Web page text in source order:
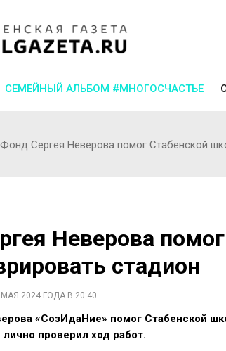
СЕМЕЙНЫЙ АЛЬБОМ #МНОГОСЧАСТЬЕ
Фонд Сергея Неверова помог Стабенской
Неверова
стадион
МАЯ 2024 ГОДА В 20:40
«СозИдаНие» помог Стабенской
проверил ход работ.